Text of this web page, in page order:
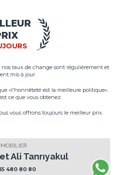
taux de change sont régulièrement et
mis à jour.
«l'honnêteté est la meilleure politique».
ce que vous obtenez.
vous offrons toujours le meilleur prix.
Ali Tanrıyakul
480 80 80